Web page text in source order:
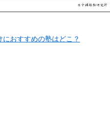
おすすめの塾はどこ？